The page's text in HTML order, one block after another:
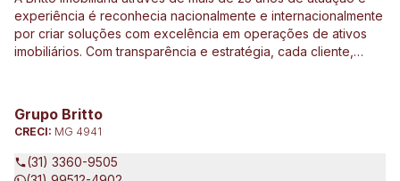
experiência é reconhecia nacionalmente e internacionalmente
por criar soluções com excelência em operações de ativos
imobiliários. Com transparência e estratégia, cada cliente,
investimentos ligados ao mercado imobiliário, construção civil,
incorporação de empreendimentos, avaliações e perícias de
imóveis urbanos e rurais. Atuamos no Brasil e no exterior, junto
a clientes exigentes e de vários tipos e porte, que pretendem
expandir seus negócios.
Grupo Britto
CRECI: MG 4941
(31) 3360-9505